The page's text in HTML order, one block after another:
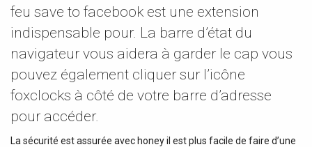
feu save to facebook est une extension
indispensable pour. La barre d’état du
navigateur vous aidera à garder le cap vous
pouvez également cliquer sur l’icône
foxclocks à côté de votre barre d’adresse
pour accéder.
La sécurité est assurée avec honey il est plus facile de faire d’une